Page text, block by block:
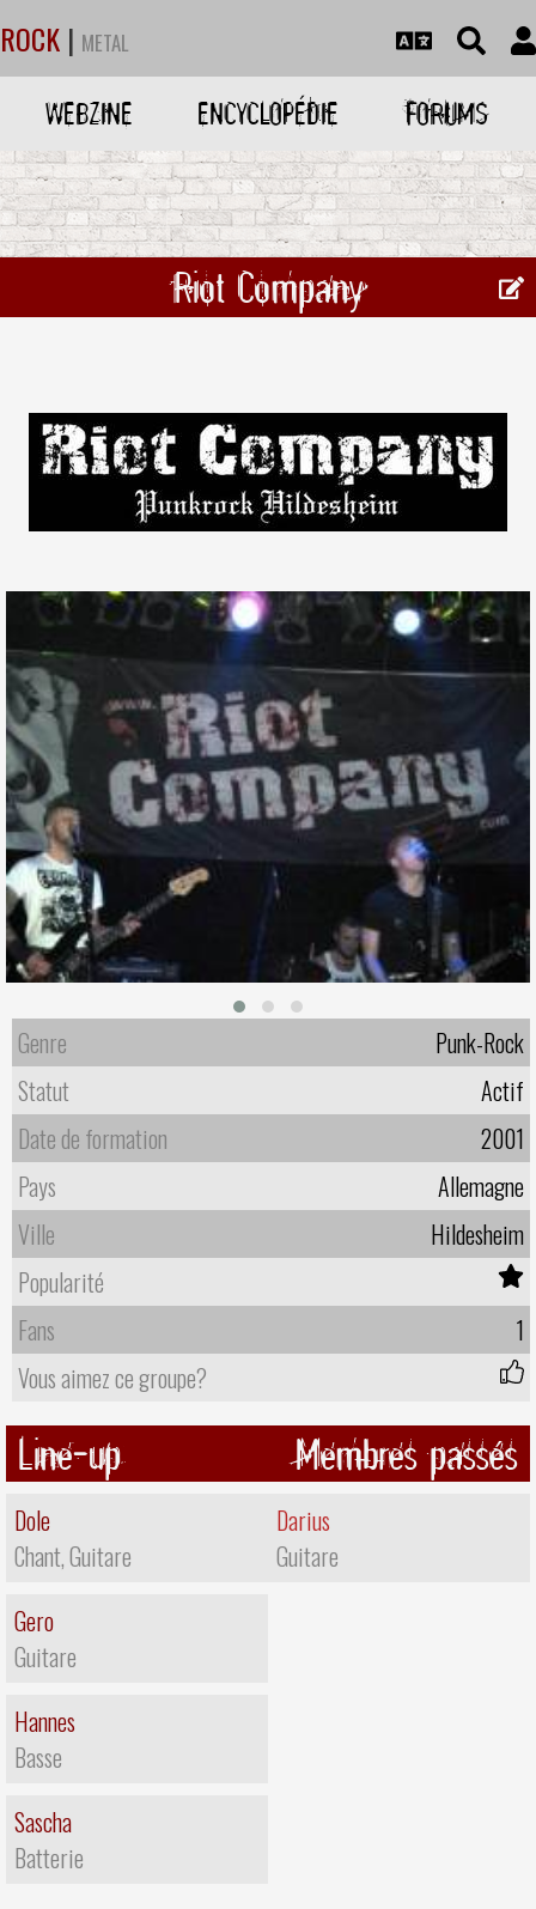
ROCK | METAL
WEBZINE ENCYCLOPÉDIE FORUMS
Riot Company
Genre
Punk-Rock
Statut
Actif
Date de formation
2001
Pays
Allemagne
Ville
Hildesheim
Popularité
Fans
1
Vous aimez ce groupe?
Line-up
Dole
Chant, Guitare
Gero
Guitare
Hannes
Basse
Sascha
Batterie
Membres passés
Darius
Guitare